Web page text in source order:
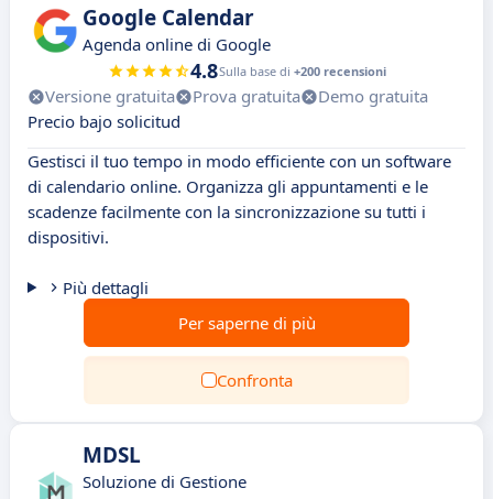
Google Calendar
Agenda online di Google
4.8Sulla base di +200 recensioni
Versione gratuita Prova gratuita
Demo gratuita
Precio bajo solicitud
Gestisci il tuo tempo in modo efficiente con un software
di calendario online. Organizza gli appuntamenti e le
scadenze facilmente con la sincronizzazione su tutti i
dispositivi.
Più dettagli
Per saperne di più
Confronta
MDSL
Soluzione di Gestione